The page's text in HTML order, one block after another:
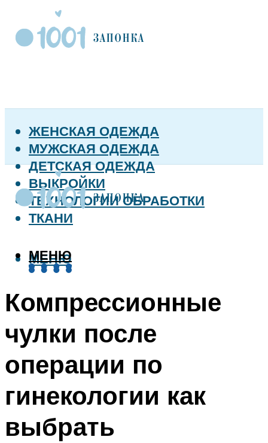
ЖЕНСКАЯ ОДЕЖДА
МУЖСКАЯ ОДЕЖДА
ДЕТСКАЯ ОДЕЖДА
ВЫКРОЙКИ
ТЕХНОЛОГИИ ОБРАБОТКИ
ТКАНИ
МЕНЮ
МЕНЮ
Компрессионные
чулки после
операции по
гинекологии как
выбрать